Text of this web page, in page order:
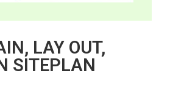
LAY OUT,
SITEPLAN